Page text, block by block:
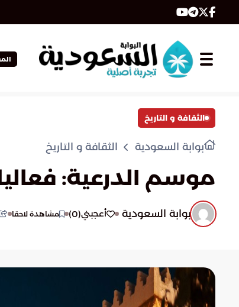
الثقافة و التاريخ
بوابة السعودية الثقافة و التاريخ
موسم الدرعية:
بوابة السعودية أعجبني(
0
) مشاهدة لاحقا